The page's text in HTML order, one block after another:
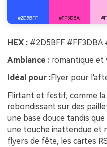
HEX : #2D5BFF #FF3DBA
Ambiance : romantique et
Idéal pour :Flyer pour
Flirtant et festif, comme la
rebondissant sur des
une base douce tandis
une touche inattendue et
flyers de fête, les cartes